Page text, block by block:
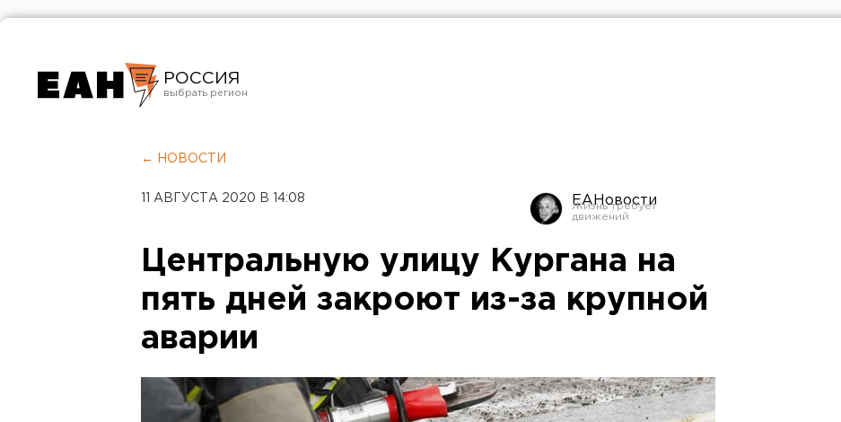
РОССИЯ
Челябинск
← НОВОСТИ
11 АВГУСТА 2020 В 14:08 ЕАНовости
Центральную улицу Кургана на
пять дней закроют из-за крупной
аварии